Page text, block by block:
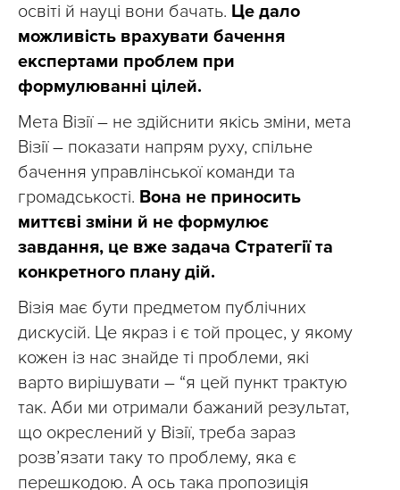
освіті й науці вони бачать. Це дало
можливість врахувати бачення
експертами проблем при
формулюванні цілей.
Мета Візії – не здійснити якісь зміни, мета
Візії – показати напрям руху, спільне
бачення управлінської команди та
громадськості. Вона не приносить
миттєві зміни й не формулює
завдання, це вже задача Стратегії та
конкретного плану дій.
Візія має бути предметом публічних
дискусій. Це якраз і є той процес, у якому
кожен із нас знайде ті проблеми, які
варто вирішувати – “я цей пункт трактую
так. Аби ми отримали бажаний результат,
що окреслений у Візії, треба зараз
розвʼязати таку то проблему, яка є
перешкодою. А ось така пропозиція